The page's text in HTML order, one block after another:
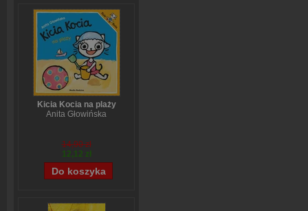
Kicia Kocia na plaży
Anita Głowińska
14,90 zł
12,12 zł